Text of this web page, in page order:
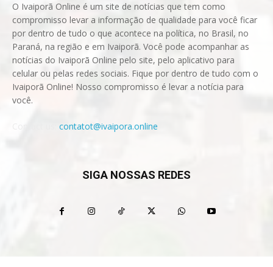
O Ivaiporã Online é um site de notícias que tem como
compromisso levar a informação de qualidade para você ficar
por dentro de tudo o que acontece na política, no Brasil, no
Paraná, na região e em Ivaiporã. Você pode acompanhar as
notícias do Ivaiporã Online pelo site, pelo aplicativo para
celular ou pelas redes sociais. Fique por dentro de tudo com o
Ivaiporã Online! Nosso compromisso é levar a notícia para
você.
contatot@ivaipora.online
SIGA NOSSAS REDES